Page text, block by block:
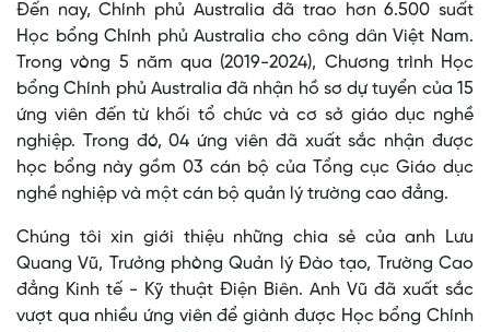
Đến nay, Chính phủ Australia đã trao hơn 6.500 suất
Học bổng Chính phủ Australia cho công dân Việt Nam.
Trong vòng 5 năm qua (2019-2024), Chương trình Học
bổng Chính phủ Australia đã nhận hồ sơ dự tuyển của 15
ứng viên đến từ khối tổ chức và cơ sở giáo dục nghề
nghiệp. Trong đó, 04 ứng viên đã xuất sắc nhận được
học bổng này gồm 03 cán bộ của Tổng cục Giáo dục
nghề nghiệp và một cán bộ quản lý trường cao đẳng.
Chúng tôi xin giới thiệu những chia sẻ của anh Lưu
Quang Vũ, Trưởng phòng Quản lý Đào tạo, Trường Cao
đẳng Kinh tế - Kỹ thuật Điện Biên. Anh Vũ đã xuất sắc
vượt qua nhiều ứng viên để giành được Học bổng Chính